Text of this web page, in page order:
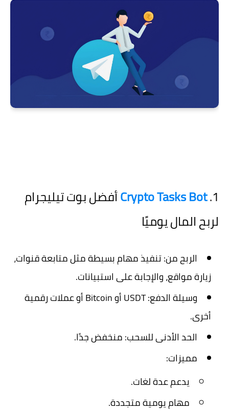
1.
Crypto Tasks Botأفضل بوت تيليجرام
لربح المال يوميًا
الربح من:تنفيذ مهام بسيطة مثل متابعة قنوات،
زيارة مواقع، والإجابة على استبيانات.
وسيلة الدفع:
USDT أو Bitcoin أو عملات رقمية
أخرى.
الحد الأدنى للسحب:منخفض جدًا.
مميزات:
يدعم عدة لغات.
مهام يومية متجددة.